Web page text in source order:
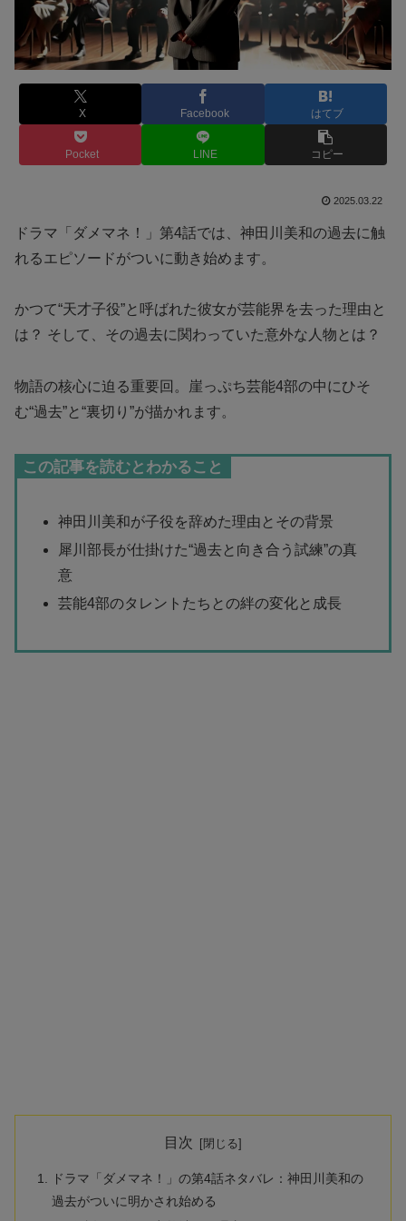
X Facebook はてブ
Pocket LINE コピー
2025.03.22
ドラマ「ダメマネ！」第4話では、神田川美和の過去に触
れるエピソードがついに動き始めます。
かつて“天才子役”と呼ばれた彼女が芸能界を去った理由と
は？ そして、その過去に関わっていた意外な人物とは？
物語の核心に迫る重要回。崖っぷち芸能4部の中にひそ
む“過去”と“裏切り”が描かれます。
この記事を読むとわかること
神田川美和が子役を辞めた理由とその背景
犀川部長が仕掛けた“過去と向き合う試練”の真
意
芸能4部のタレントたちとの絆の変化と成長
目次
ドラマ「ダメマネ！」の第4話ネタバレ：神田川美和の
過去がついに明かされ始める